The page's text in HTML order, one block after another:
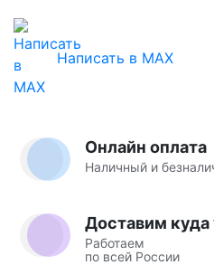
Написать в MAX
Онлайн оплата
Наличный и
Доставим куда
Работаем
по всей России